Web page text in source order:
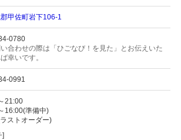
甲佐町岩下106-1
0780
合わせの際は「ひごなび！を見た」とお伝えいた
幸いです。
0991
21:00
16:00(準備中)
ストオーダー)
]